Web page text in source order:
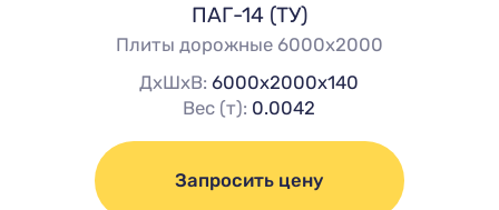
ПАГ-14 (ТУ)
Плиты дорожные 6000х2000
ДхШхВ:6000х2000х140
Вес (т): 0.0042
Запросить цену